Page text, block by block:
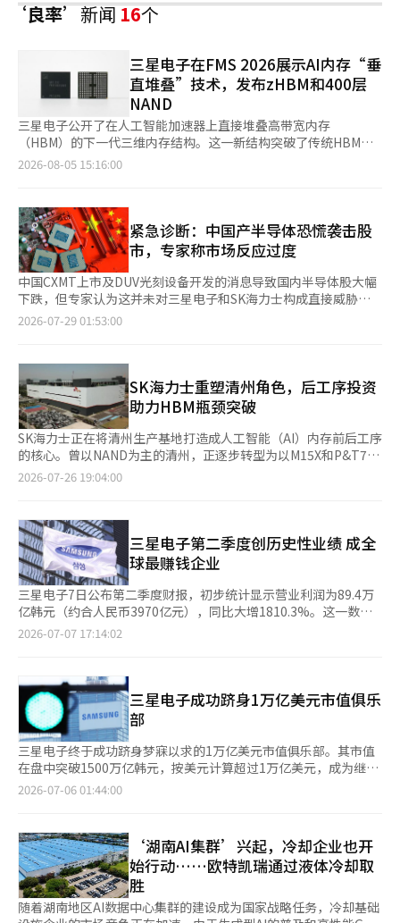
‘良率’新闻16个
三星电子在FMS 2026展示AI内存“垂
直堆叠”技术，发布zHBM和400层
NAND
三星电子公开了在人工智能加速器上直接堆叠高带宽内存
（HBM）的下一代三维内存结构。这一新结构突破了传统HBM的
水平布局方式，旨在减少数据移动距离和电力消耗，同时提供AI半
3D内存“zHBM”和“zNAND-O”的样品，并发布了堆叠超过
400层的第10代V NAND“V10 BV-NAND”。 zHBM采用了将内存
垂直堆叠在加速器上方的新方式，旨在缩短运算设备与内存之间的
数据移动距离，从而提高带宽和电力效率。 根据三星电子的说
法，基于zHBM的系统性能可比HBM5提高最多8倍，电力效率提升
可达3倍，热阻预计降低至一半以下。 在加速器与内存之间，将应
用定制功能的中间层，以便根据客户开发的AI处理器调整内存容
量、运算功能和数据处理结构。 不过，此次发布的产品为样品，
证，确定商业化时间表。 在NAND闪存方面，三星电子也扩大了垂
直堆叠的范围。zNAND-O结合了V NAND技术和硅通孔电极，将
NAND芯片打包为4层或8层，预计将在智能手机和PC等设备中提
高数据加载速度和空间效率。 三星电子还发布了400层以上的V10
BV-NAND。该技术采用了将单元和周边电路分开后，垂直结合晶
圆的键合技术，以及连接三个单元结构的堆叠方式。 通过这一技
术，三星电子表示在相同面积上可存储的数据量比上一代提高了约
58%。同时，读取、写入和输入输出性能也得到了改善，计划应对
第10代BiCS闪存开发计划，预计NAND竞争将朝着降低集成度、功
耗和生产成本的方向发展，而不仅仅是堆叠层数的竞争。 在此次
展会上，三星电子还展示了HBM4E、HBM5以及在内存内部执行
部分运算的LPDDR5X-PIM。同时，通过企业级SSD PM1763和超
高容量产品BM1773，满足AI学习和推理所需的存储需求。 此次技
术发布被解读为三星电子在内存产品性能竞争之外，拓展半导体系
统结构设计的业务范围。随着AI加速器与内存结合的加强，代工、
逻辑设计和先进封装能力在市场竞争中的影响也将日益增加。 三
3D内存实际应用于客户产品，稳定管理良率、发热和封装成本将
是关键。
2026-08-05 15:16:00
紧急诊断：中国产半导体恐慌袭击股
市，专家称市场反应过度
中国CXMT上市及DUV光刻设备开发的消息导致国内半导体股大幅
下跌，但专家认为这并未对三星电子和SK海力士构成直接威胁。
不过，中国在通用内存领域的低价攻势预计将对中长期市场造成压
激烈。 全所长指出：“股价的急剧下跌使得对CXMT及中国半导体
技术的解读被过度放大。”他表示，CXMT主要集中在通用DRAM
的业务扩展，而三星电子和SK海力士则迅速增加了人工智能（AI）
服务器用的高带宽内存（HBM）供应比例，因此两者的主要客户
群并不重叠。 他还对中国DUV光刻设备对国内半导体产业的短期
影响进行了有限评估，原因在于样品开发与稳定量产之间存在显著
差距。 全所长曾在大宇证券（现未来资产证券）担任IT分析师，
他预测：“中国的DUV光刻设备仍处于样品生产阶段，实际生产过
关于CXMT和闪存企业YMTC等中国内存企业与三星电子、SK海力
士之间的技术差距缩小至3至4年，他指出简单比较并不准确。他表
示：“将中国和韩国半导体企业的技术差距简单地说成几年，就像
问美国人和韩国人谁更高一样。”他强调，DRAM、闪存和HBM等
产品的技术水平、良率和生产能力各不相同，因此需要分细领域进
行评估。 他指出，中国半导体产业面临的最大威胁是通用产品的
低价冲击。分析认为，依靠中国政府支持的CXMT如果迅速扩大生
产能力，将对通用DRAM价格和全球内存企业的盈利能力造成压
更为重要。他表示：“应对中国的半导体自给自足政策，关键在于
各个企业的竞争力，而非政府的战略。”他强调，三星电子和SK
海力士需要开发更先进的技术，持续保持与中国企业之间难以逾越
的技术差距。 对于暴露在剧烈波动中的个人投资者，他建议采取
分批交易的方式，而不是一次性决定方向。他表示：“是否将半导
体股的调整视为买入机会，或是为进一步下跌做好准备，取决于投
资者的判断。”但在当前不确定性较大的情况下，他认为应遵循分
批买入和卖出的原则，保持对市场的观察。 28日，国内股市以半
克指数（KOSDAQ）下跌59.01点（7.72%），报705.85点。 三星
电子和SK海力士分别下跌13.39%和14.65%，主导了指数的下
跌。随着跌幅迅速扩大，韩国证券市场和科斯达克市场均触发了熔
断机制，KOSPI在盘中一度跌破6000点。※ 本报道经人工智能
（AI）系统翻译与编辑。
2026-07-29 01:53:00
SK海力士重塑清州角色，后工序投资
助力HBM瓶颈突破
SK海力士正在将清州生产基地打造成人工智能（AI）内存前后工序
的核心。曾以NAND为主的清州，正逐步转型为以M15X和P&T7为
支撑的高带宽内存（HBM）基地。这项投资被解读为SK海力士生
自有资本的5.88%。P&T7是负责封装和测试的后工序设施，是公
司第七座封装与测试工厂，已于今年4月开工。 值得关注的是，投
资规模的时机引发了评估。公司表示：“此次公告是由于投资时间
提前，董事会决议金额增加而重新决议的。”并强调“之前公布的
总投资额19兆韩元没有变化”。这意味着为了应对生产增长并缩短
洁净室的运营时间，提前了建设资金的支出。这一决定被解读为并
非增加总投资额，而是提前了完工时间。 分析认为，此次投资使
SK海力士的生产布局更加清晰。利川成为DRAM生产和技术开发的
基地。美国印第安纳则负责北美大型科技客户的应对及下一代
HBM封装的研发。 清州过去主要是NAND生产基地，M11、M12和
M15均设于此。随着M15X的加入，清州将承担下一代DRAM和
HBM的生产能力。P&T7投入运营后，清州将转变为具备前后工序
的综合生产基地。 这种重组被解读为HBM竞争性质的变化。以往
DRAM竞争主要在于微细工艺和晶圆生产能力，而HBM则需要将前
工序生产的DRAM多层堆叠并进行连接和验证。业内人士指出，封
装良率和测试处理能力直接影响实际供应量。 因此，P&T7被解读
法跟上，客户的交付量也不会增加。为了按照AI半导体客户的路线
图供应HBM，必须同时具备封装和测试能力。 一位半导体行业人
士表示：“HBM并不是简单地多生产晶圆就能增加供应的产
品。”他指出，后工序的堆叠、连接和验证能力必须跟上，才能让
客户感受到供应能力的提升。 分析人士认为，SK海力士在清州加
大投入的背景正是基于此。M15X和P&T7如果位于同一清州区域，
2026-07-26 19:04:00
三星电子第二季度创历史性业绩 成全
球最赚钱企业
三星电子7日公布第二季度财报，初步统计显示营业利润为89.4万
亿韩元（约合人民币3970亿元），同比大增1810.3%。这一数值
已剔除约17万亿韩元的员工绩效奖金准备金，实际营业利润约为
别为535亿美元（约82万亿韩元）和509亿美元（约78万亿韩
元），均不及三星电子此次盈利水平。全球范围内，仅沙特阿美曾
在2022年第二季度俄乌冲突期间实现865亿美元（约132万亿韩
元）的营业利润。 即使按照已剔除奖金后的利润计算，三星电子
本季营收超过2023年至2025年三年营业利润总和（82.9万亿韩
元），为去年全年营业利润（43.6万亿韩元）的两倍多。 这一历史
性业绩主要得益于全球人工智能（AI）基础设施投资持续扩大，推
动DRAM、Nand闪存等存储芯片价格水涨船高，预计三星电子半
Research预测，今年第二季度全球内存芯片市场规模有望达到
350万亿韩元，环比增长超过60%。三星电子目前在全球存储芯片
制造商中产能领先，成为本轮半导体筹超级周期的最大赢家。 尤
其是在高带宽存储器（HBM）市场中，三星第六代产品HBM4率先
量产，拉动高附加值产品销售额快速增长。 今年2月12日，三星电
子全球率先量产HBM4，仅用约4个月的时间累计销售额突破10亿
2026-07-07 17:14:02
三星电子成功跻身1万亿美元市值俱乐
部
三星电子终于成功跻身梦寐以求的1万亿美元市值俱乐部。其市值
在盘中突破1500万亿韩元，按美元计算超过1万亿美元，成为继台
湾的台积电之后，亚洲第二家达到这一里程碑的企业。这不仅仅是
博通、台积电、阿美石油、Meta、特斯拉等超级巨头并肩而立，
宣告韩国工业不再是追赶者。拥有半导体、移动、家电、显示器及
人工智能供应链的综合产业平台，正在全球市场重新获得认可。这
一成就的根源在于三代人传承的企业报国历史。李秉喆种下了产业
的种子，通过贸易、制造、金融和人才培养奠定了韩国经济的基
2026-07-06 01:44:00
‘湖南AI集群’兴起，冷却企业也开
始行动……欧特凯瑞通过液体冷却取
胜
随着湖南地区AI数据中心集群的建设成为国家战略任务，冷却基础